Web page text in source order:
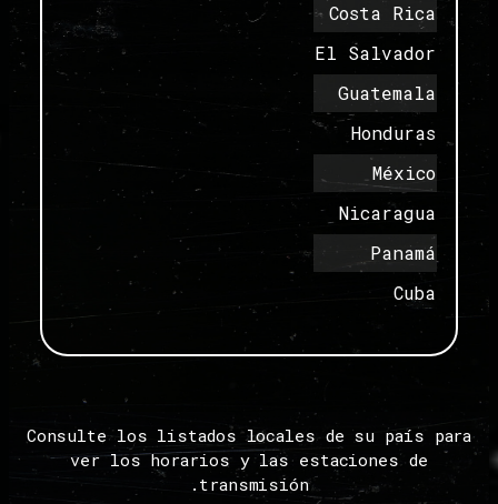
Costa Rica
El Salvador
Guatemala
Honduras
México
Nicaragua
Panamá
Cuba
Consulte los listados locales de su país para
ver los horarios y las estaciones de
transmisión.